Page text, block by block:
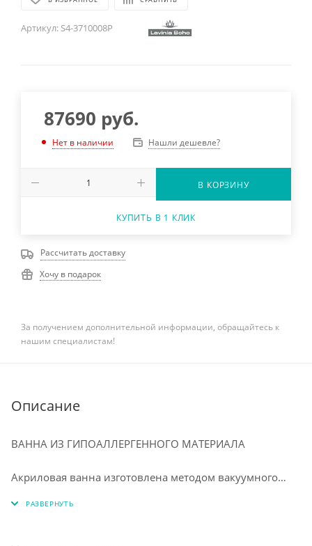
Артикул: S4-3710008P
87690 руб.
Нет в наличии Нашли дешевле?
В КОРЗИНУ
КУПИТЬ В 1 КЛИК
Рассчитать доставку
Хочу в подарок
За получением дополнительной информации, обращайтесь к
нашим специалистам!
Описание
ВАННА ИЗ ГИПОАЛЛЕРГЕННОГО МАТЕРИАЛА
Акриловая ванна изготовлена методом вакуумного
акрилового листа ПММА. Технология производства